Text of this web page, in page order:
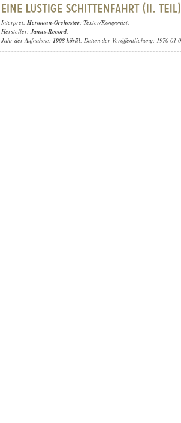
Interpret: Hermann-Orchester; Texter/Komponist: -
Hersteller:Janus-Record;
Jahr der Aufnahme: 1908 körül; Datum der Veröffentlichung: 1970-01-